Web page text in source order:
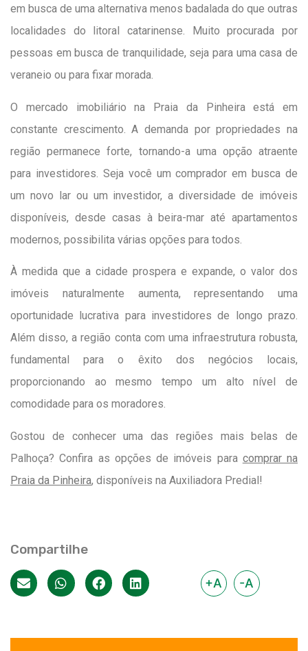
em busca de uma alternativa menos badalada do que outras
localidades do litoral catarinense. Muito procurada por
pessoas em busca de tranquilidade, seja para uma casa de
veraneio ou para fixar morada.
O mercado imobiliário na Praia da Pinheira está em
constante crescimento. A demanda por propriedades na
região permanece forte, tornando-a uma opção atraente
para investidores. Seja você um comprador em busca de
um novo lar ou um investidor, a diversidade de imóveis
disponíveis, desde casas à beira-mar até apartamentos
modernos, possibilita várias opções para todos.
À medida que a cidade prospera e expande, o valor dos
imóveis naturalmente aumenta, representando uma
oportunidade lucrativa para investidores de longo prazo.
Além disso, a região conta com uma infraestrutura robusta,
fundamental para o êxito dos negócios locais,
proporcionando ao mesmo tempo um alto nível de
comodidade para os moradores.
Gostou de conhecer uma das regiões mais belas de
Palhoça? Confira as opções de imóveis para comprar na
Praia da Pinheira, disponíveis na Auxiliadora Predial!
Compartilhe
+A -A